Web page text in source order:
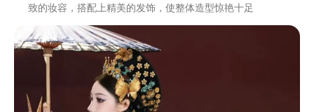
致的妆容，搭配上精美的发饰，使整体造型惊艳十足